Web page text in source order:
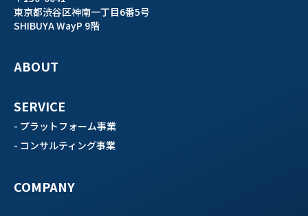
東京都渋谷区神南一丁目6番5号
SHIBUYA WayP 9階
ABOUT
SERVICE
- プラットフォーム事業
- コンサルティング事業
COMPANY